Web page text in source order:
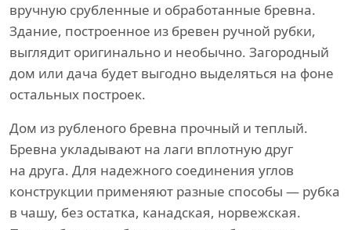
вручную срубленные и обработанные бревна.
Здание, построенное из бревен ручной рубки,
выглядит оригинально и необычно. Загородный
дом или дача будет выгодно выделяться на фоне
остальных построек.
Дом из рубленого бревна прочный и теплый.
Бревна укладывают на лаги вплотную друг
на друга. Для надежного соединения углов
конструкции применяют разные способы — рубка
в чашу, без остатка, канадская, норвежская.